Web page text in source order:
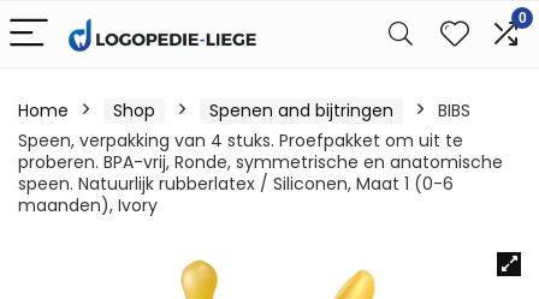
0
Home Shop Spenen and bijtringen
BIBS
Speen, verpakking van 4 stuks. Proefpakket om uit te
proberen. BPA-vrij, Ronde, symmetrische en anatomische
speen. Natuurlijk rubberlatex / Siliconen, Maat 1 (0-6
maanden), Ivory